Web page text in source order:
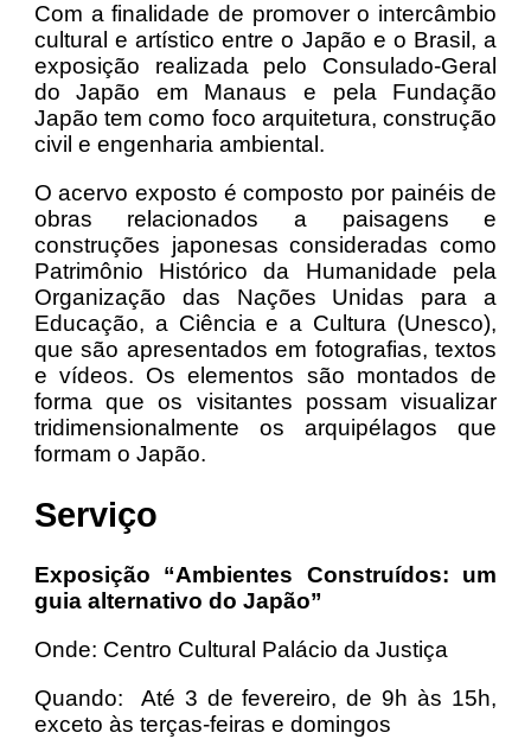
Com a finalidade de promover o intercâmbio
cultural e artístico entre o Japão e o Brasil, a
exposição realizada pelo Consulado-Geral
do Japão em Manaus e pela Fundação
Japão tem como foco arquitetura, construção
civil e engenharia ambiental.
O acervo exposto é composto por painéis de
obras relacionados a paisagens e
construções japonesas consideradas como
Patrimônio Histórico da Humanidade pela
Organização das Nações Unidas para a
Educação, a Ciência e a Cultura (Unesco),
que são apresentados em fotografias, textos
e vídeos. Os elementos são montados de
forma que os visitantes possam visualizar
tridimensionalmente os arquipélagos que
formam o Japão.
Serviço
Exposição “Ambientes Construídos: um
guia alternativo do Japão”
Onde: Centro Cultural Palácio da Justiça
Quando: Até 3 de fevereiro, de 9h às 15h,
exceto às terças-feiras e domingos